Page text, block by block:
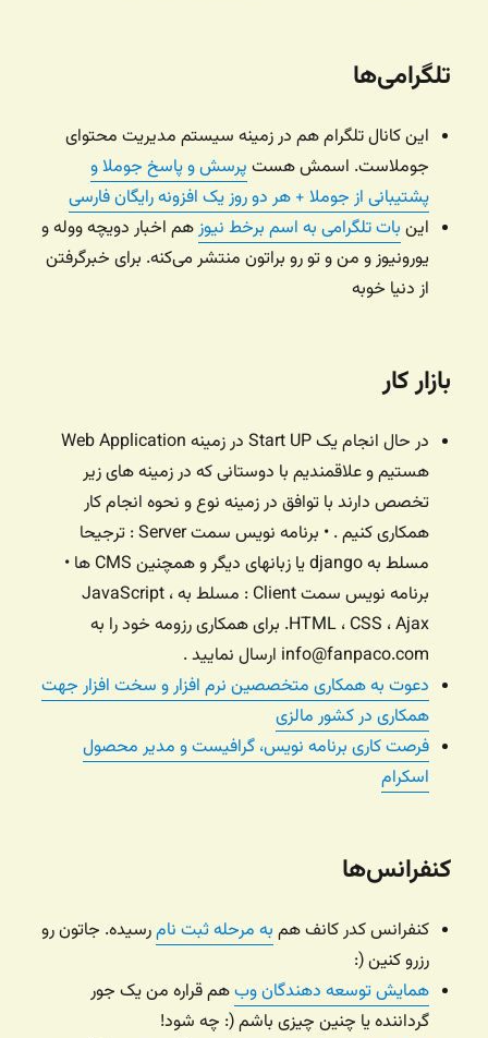
تلگرامی‌ها
این کانال تلگرام هم در زمینه سیستم مدیریت محتوای
جوملاست. اسمش هست پرسش و پاسخ جوملا و
پشتیبانی از جوملا + هر دو روز یک افزونه رایگان فارسی
این بات تلگرامی به اسم برخط نیوزهم اخبار دویچه ووله و
یورونیوز و من و تو رو براتون منتشر می‌کنه. برای خبرگرفتن
از دنیا خوبه
بازار کار
در حال انجام یک Start UP در زمینه Web Application
هستیم و علاقمندیم با دوستانی که در زمینه های زیر
تخصص دارند با توافق در زمینه نوع و نحوه انجام کار
همکاری کنیم . • برنامه نویس سمت Server : ترجیحا
مسلط به django یا زبانهای دیگر و همچنین CMS ها •
برنامه نویس سمت Client : مسلط به JavaScript ،
HTML ، CSS ، Ajax. برای همکاری رزومه خود را به
info@fanpaco.com ارسال نمایید .
دعوت به همکاری متخصصین نرم افزار و سخت افزار جهت
همکاری در کشور مالزی
فرصت کاری برنامه نویس، گرافیست و مدیر محصول
اسکرام
کنفرانس‌ها
کنفرانس کدر کانف هم به مرحله ثبت نامرسیده. جاتون رو
رزرو کنین (:
همایش توسعه دهندگان وبهم قراره من یک جور
گرداننده یا چنین چیزی باشم (: چه شود!